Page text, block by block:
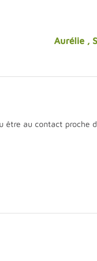
Aurélie ,
être au contact proche